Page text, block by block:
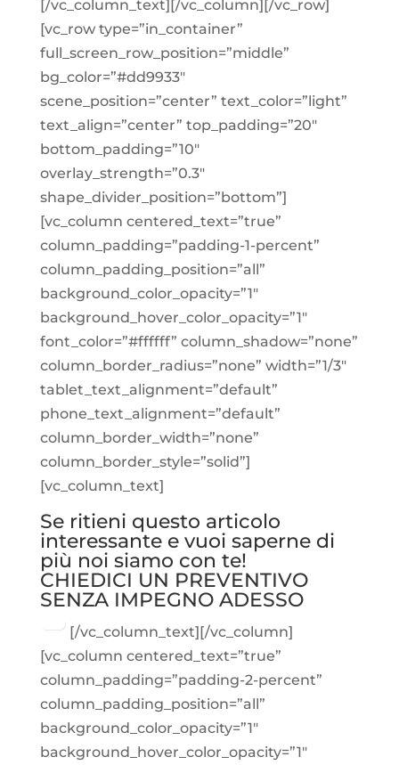
[/vc_column_text][/vc_column][/vc_row]
[vc_row type=”in_container”
full_screen_row_position=”middle”
bg_color=”#dd9933″
scene_position=”center” text_color=”light”
text_align=”center” top_padding=”20″
bottom_padding=”10″
overlay_strength=”0.3″
shape_divider_position=”bottom”]
[vc_column centered_text=”true”
column_padding=”padding-1-percent”
column_padding_position=”all”
background_color_opacity=”1″
background_hover_color_opacity=”1″
font_color=”#ffffff” column_shadow=”none”
column_border_radius=”none” width=”1/3″
tablet_text_alignment=”default”
phone_text_alignment=”default”
column_border_width=”none”
column_border_style=”solid”]
[vc_column_text]
Se ritieni questo articolo
interessante e vuoi saperne di
più noi siamo con te!
CHIEDICI UN PREVENTIVO
SENZA IMPEGNO ADESSO
[/vc_column_text][/vc_column]
[vc_column centered_text=”true”
column_padding=”padding-2-percent”
column_padding_position=”all”
background_color_opacity=”1″
background_hover_color_opacity=”1″